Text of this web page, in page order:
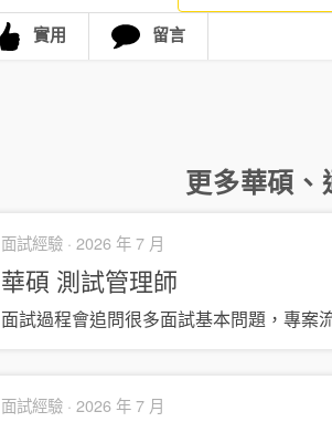
實用 留言
更多華碩 、
面試經驗 · 2026 年 7 月
華碩 測試管理師
面試過程會追問很多面試基本問題，專案
面試經驗 · 2026 年 7 月